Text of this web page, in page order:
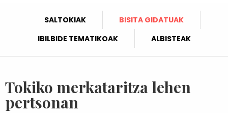
SALTOKIAK
BISITA GIDATUAK
IBILBIDE TEMATIKOAK
ALBISTEAK
Tokiko merkataritza lehen
pertsonan